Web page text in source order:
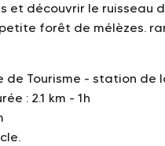
et découvrir le ruisseau
forêt de mélèzes.
de Tourisme - station de
: 2.1 km - 1h